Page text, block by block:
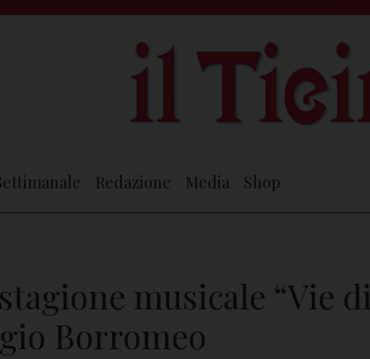
Redazione Media Shop
musicale “Vie di
Borromeo